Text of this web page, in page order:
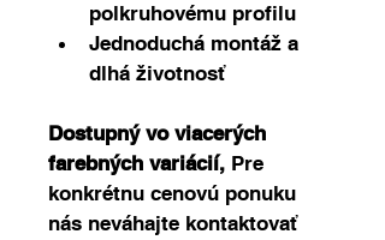
polkruhovému profilu
Jednoduchá montáž a
dlhá životnosť
Dostupný vo viacerých
farebných variácií, Pre
konkrétnu cenovú ponuku
nás neváhajte kontaktovať